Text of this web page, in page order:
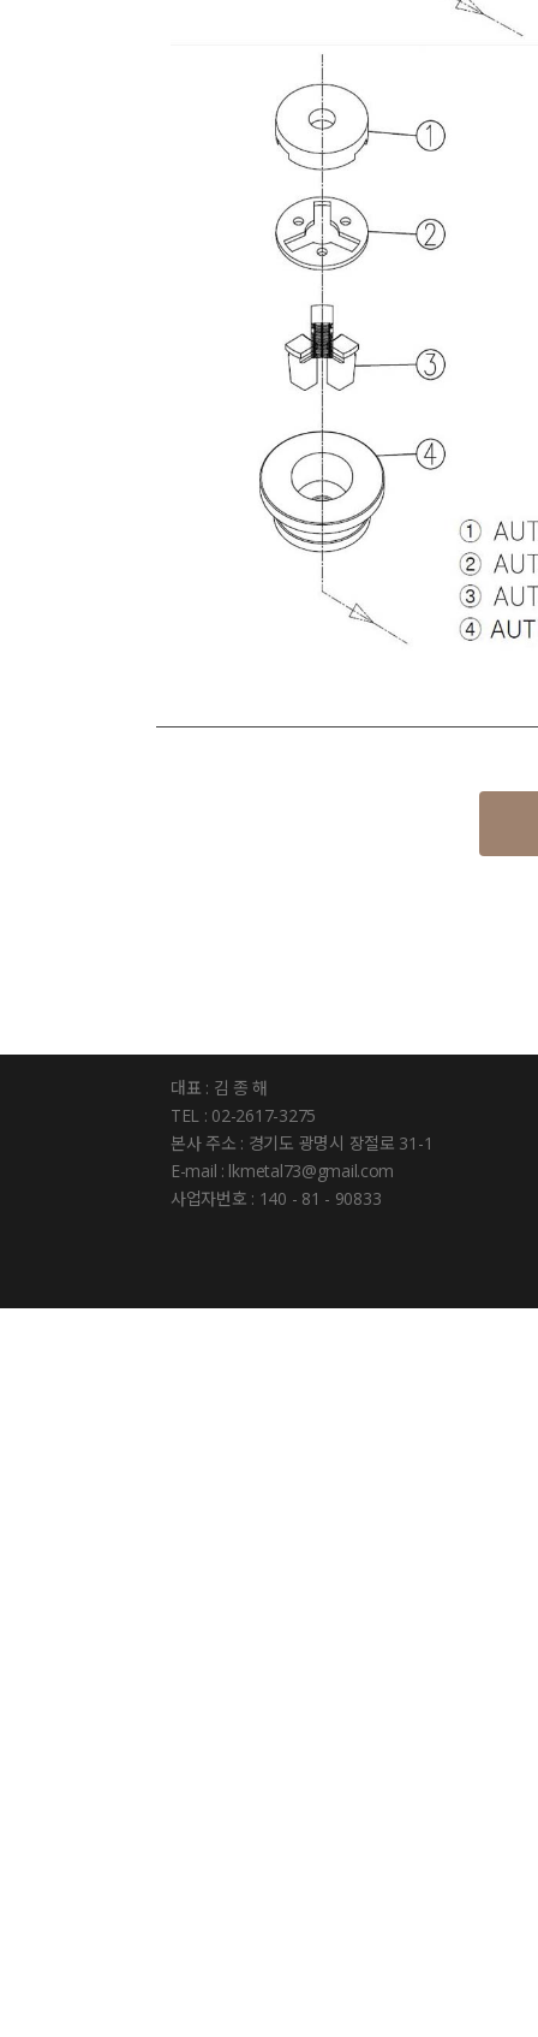
대표 : 김 종 해
TEL : 02-2617-3275
본사 주소 : 경기도 광명시 장절로 31-1
E-mail : lkmetal73@gmail.com
사업자번호 : 140 - 81 - 90833